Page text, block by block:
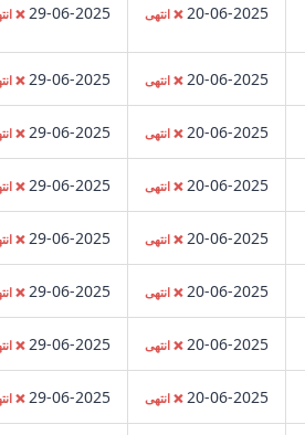
20-06-2025 ❌ انتهى 29-06-2025
❌
20-06-2025 ❌ انتهى 29-06-2025
❌
20-06-2025 ❌ انتهى 29-06-2025
❌
20-06-2025 ❌ انتهى 29-06-2025
❌
20-06-2025 ❌ انتهى 29-06-2025
❌
20-06-2025 ❌ انتهى 29-06-2025
❌
20-06-2025 ❌ انتهى 29-06-2025
❌
20-06-2025 ❌ انتهى 29-06-2025
❌